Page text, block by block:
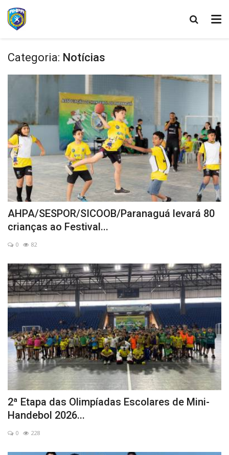
Categoria: Notícias
AHPA/SESPOR/SICOOB/Paranaguá levará 80
crianças ao Festival...
0 82
2ª Etapa das Olimpíadas Escolares de Mini-
Handebol 2026...
0 228